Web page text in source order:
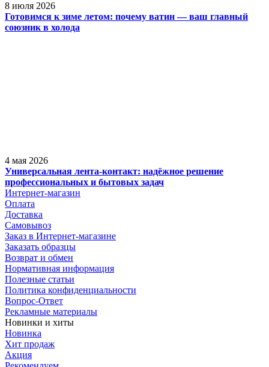
8 июля 2026
Готовимся к зиме летом: почему ватин — ваш главный
союзник в холода
4 мая 2026
Универсальная лента-контакт: надёжное решение
профессиональных и бытовых задач
Интернет-магазин
Оплата
Доставка
Самовывоз
Заказ в Интернет-магазине
Заказать образцы
Возврат и обмен
Нормативная информация
Полезные статьи
Политика конфиденциальности
Вопрос-Ответ
Рекламные материалы
Новинки и хиты
Новинка
Хит продаж
Акция